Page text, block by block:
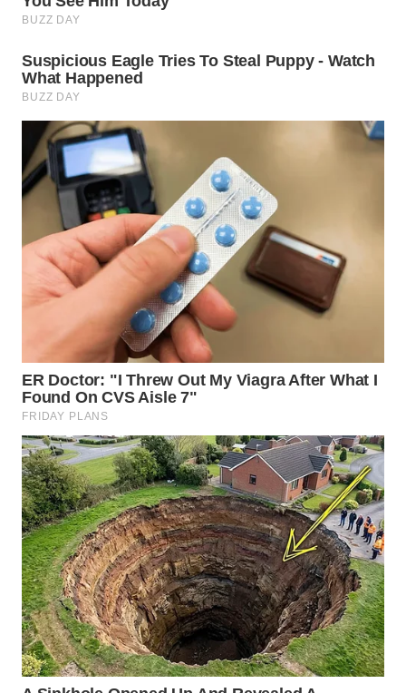
LABUANBAJO
WN
BORNEO
Wahana
Media
Group
WAHANA
NEWS
WAHANA
TANI
WAHANA
ADVOKAT
WAHANA
INFRASTRUKTUR
WAHANA
KONSUMEN
WAHANA
LISTRIK
WAHANA
TRAVEL
WAHANA
TV